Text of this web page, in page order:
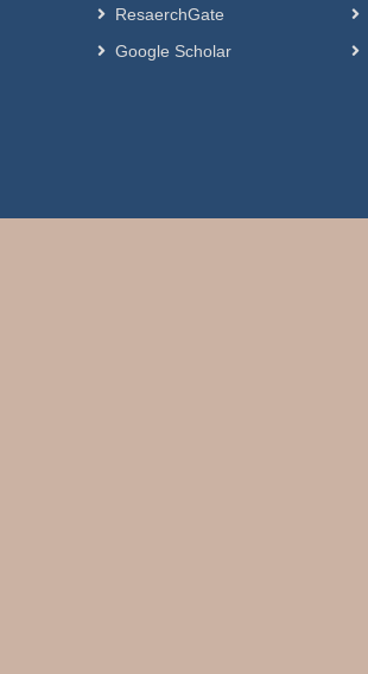
ResaerchGate
Google Scholar